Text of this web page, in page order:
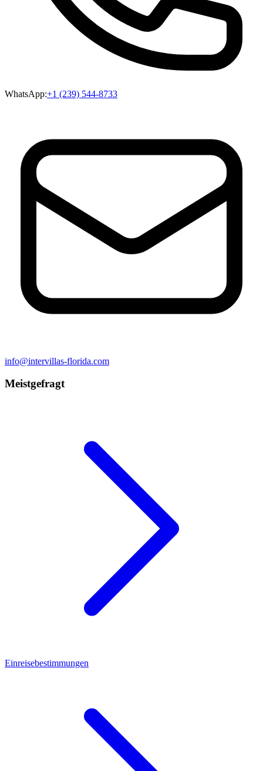
WhatsApp:+1 (239) 544-8733
info@intervillas-florida.com
Meistgefragt
Einreisebestimmungen